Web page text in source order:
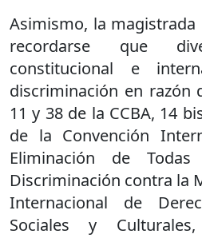
Asimismo, la magistrada
recordarse que
constitucional e
discriminación en razón
11 y 38 de la CCBA, 14
de la Convención
Eliminación de
Discriminación contra la
Internacional de
Sociales y